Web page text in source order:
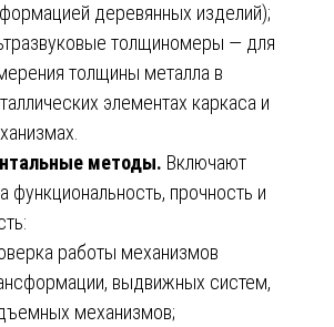
деревянных изделий);
толщиномеры — для
толщины металла в
элементах каркаса и
методы. Включают
функциональность, прочность и
работы механизмов
выдвижных систем,
механизмов;